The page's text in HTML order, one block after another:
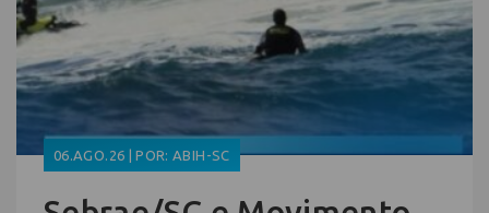
06.AGO.26 | POR: ABIH-SC